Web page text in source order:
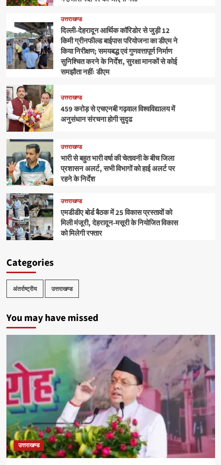
उत्तराखण्ड
दिल्ली-देहरादून आर्थिक कॉरिडोर से जुड़ी 12
किमी ग्रीनफील्ड बाईपास परियोजना का डीएम ने
किया निरीक्षण; समयबद्ध एवं गुणवत्तापूर्ण निर्माण
सुनिश्चित करने के निर्देश, सुरक्षा मानकों से कोई
समझौता नहींः डीएम
उत्तराखण्ड
459 करोड़ से एचएनबी गढ़वाल विश्वविद्यालय में
अनुसंधान संरचना होगी सुदृढ
उत्तराखण्ड
भारी से बहुत भारी वर्षा की चेतावनी के बीच जिला
प्रशासन अलर्ट, सभी विभागों को हाई अलर्ट पर
रहने के निर्देश
उत्तराखण्ड
एमडीडीए बोर्ड बैठक में 25 विकास प्रस्तावों को
मिली मंजूरी, देहरादून-मसूरी के नियोजित विकास
को मिलेगी रफ्तार
Categories
अंतर्राष्ट्रीय उत्तराखण्ड
You may have missed
उत्तराखण्ड